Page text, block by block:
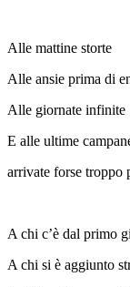
Alle mattine storte
Alle ansie prima di
Alle giornate infinite
E alle ultime
arrivate forse troppo
A chi c’è dal primo
A chi si è aggiunto